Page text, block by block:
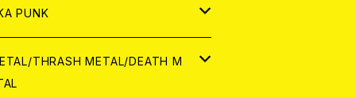
PUNK
THRASH METAL/DEATH M